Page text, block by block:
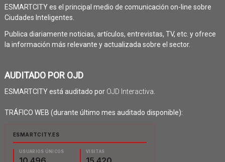
ESMARTCITY es el principal medio de comunicación on-line sobre
Ciudades Inteligentes.
Publica diariamente noticias, artículos, entrevistas, TV, etc. y ofrece
la información más relevante y actualizada sobre el sector.
AUDITADO POR OJD
ESMARTCITY está auditado por OJD Interactiva
TRÁFICO WEB (durante último mes auditado disponible):